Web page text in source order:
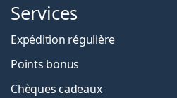
Services
Expédition régulière
Points bonus
Chèques cadeaux